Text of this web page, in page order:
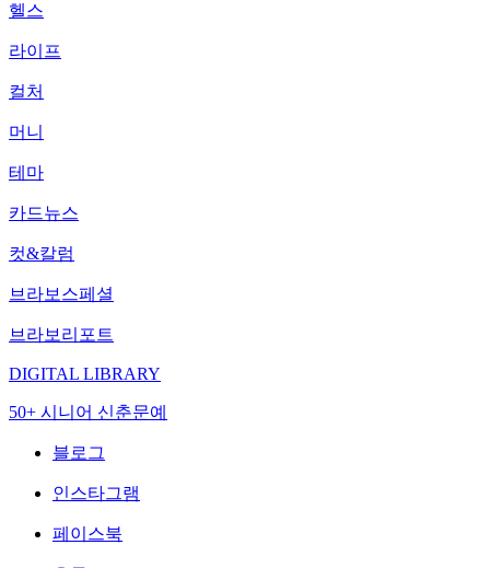
헬스
라이프
컬처
머니
테마
카드뉴스
컷&칼럼
브라보스페셜
브라보리포트
DIGITAL LIBRARY
50+ 시니어 신춘문예
블로그
인스타그램
페이스북